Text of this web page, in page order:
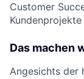
Customer
Das machen
Angesichts der